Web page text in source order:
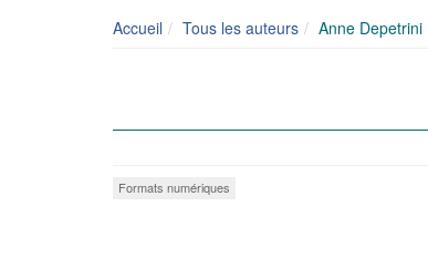
Accueil Tous les auteurs Anne Depetrini
Formats numériques